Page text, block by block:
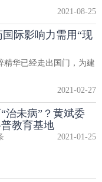
2021-08-25
际影响力需用“现
精华已经走出国门，为建
2021-02-27
治未病”？黄斌委
教育基地
2021-01-25